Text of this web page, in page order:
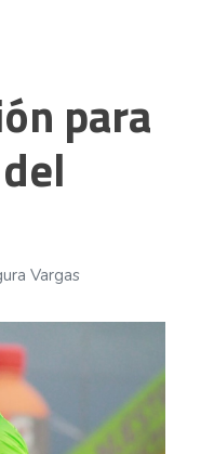
para
Vargas